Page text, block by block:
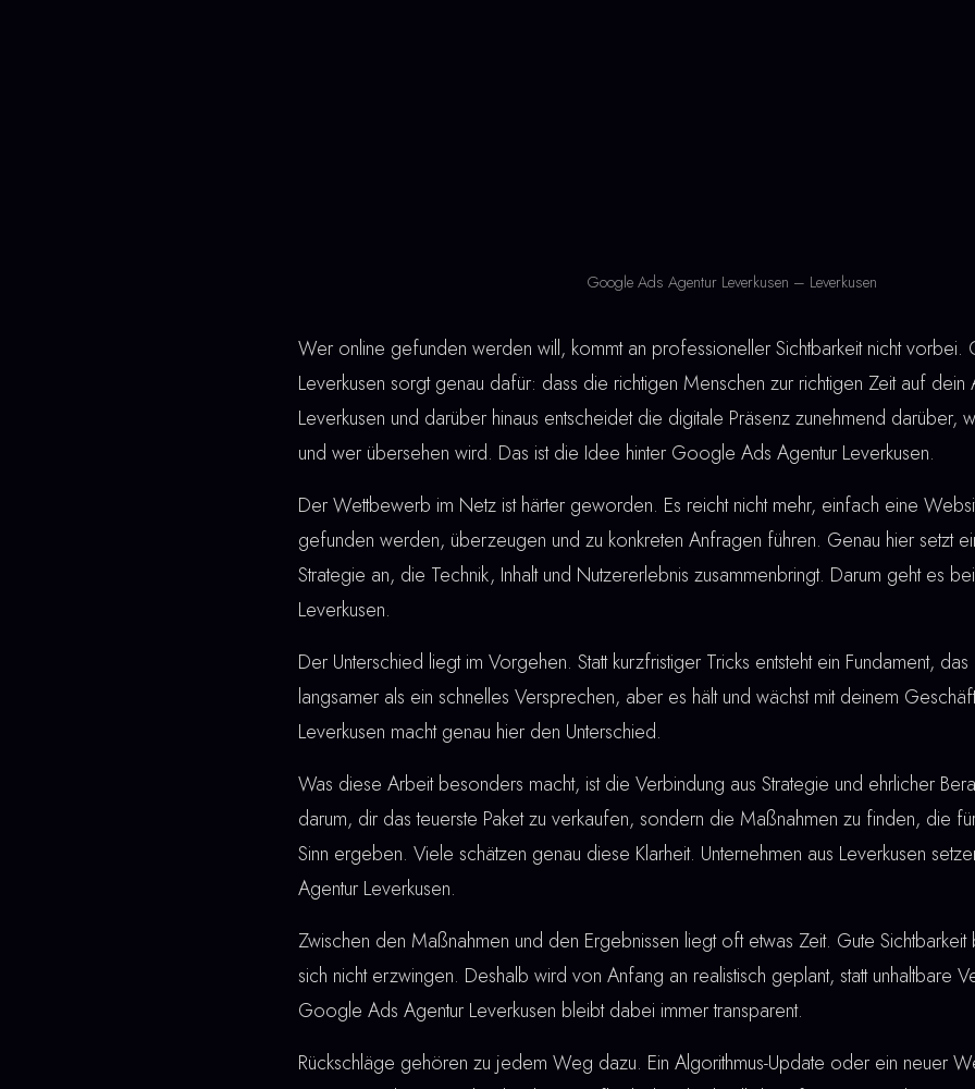
Google Ads Agentur Leverkusen – Leverkusen
Wer online gefunden werden will, kommt an professioneller Sichtbarkeit nicht
Leverkusen sorgt genau dafür: dass die richtigen Menschen zur richtigen Zeit auf
Leverkusen und darüber hinaus entscheidet die digitale Präsenz zunehmend darüber,
und wer übersehen wird. Das ist die Idee hinter Google Ads Agentur Leverkusen.
Der Wettbewerb im Netz ist härter geworden. Es reicht nicht mehr, einfach eine
gefunden werden, überzeugen und zu konkreten Anfragen führen. Genau hier setzt
Strategie an, die Technik, Inhalt und Nutzererlebnis zusammenbringt. Darum geht es
Leverkusen.
Der Unterschied liegt im Vorgehen. Statt kurzfristiger Tricks entsteht ein Fundament,
langsamer als ein schnelles Versprechen, aber es hält und wächst mit deinem
Leverkusen macht genau hier den Unterschied.
Was diese Arbeit besonders macht, ist die Verbindung aus Strategie und ehrlicher
darum, dir das teuerste Paket zu verkaufen, sondern die Maßnahmen zu finden, die
Sinn ergeben. Viele schätzen genau diese Klarheit. Unternehmen aus Leverkusen
Agentur Leverkusen.
Zwischen den Maßnahmen und den Ergebnissen liegt oft etwas Zeit. Gute Sichtbarkeit
sich nicht erzwingen. Deshalb wird von Anfang an realistisch geplant, statt unhaltbare
Google Ads Agentur Leverkusen bleibt dabei immer transparent.
Rückschläge gehören zu jedem Weg dazu. Ein Algorithmus-Update oder ein neuer